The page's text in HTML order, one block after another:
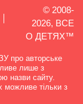
© 2008-
2026, ВСЕ
О ДЕТЯХ™
про авторське
лише з
назви сайту.
можливе тільки з